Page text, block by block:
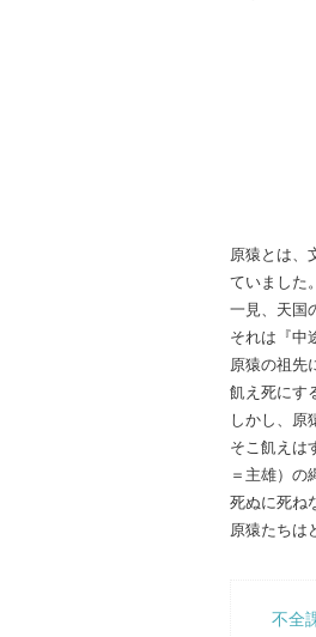
原猿とは、
ていました。
一見、天国
それは『中
原猿の祖先
飢え死にす
しかし、原
そこ飢えは
＝主雄）の
死ぬに死ね
原猿たちは
不全